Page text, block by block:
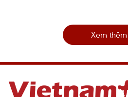
Xem thêm